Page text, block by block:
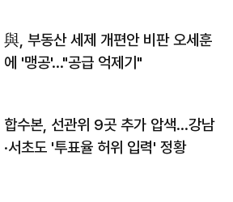
與, 부동산 세제 개편안 비판 오세훈
에 '맹공'…"공급 억제기"
합수본, 선관위 9곳 추가 압색…강남
·서초도 '투표율 허위 입력' 정황